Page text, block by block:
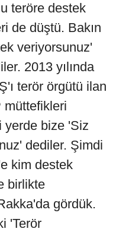
teröre destek
de düştü. Bakın
veriyorsunuz'
2013 yılında
terör örgütü ilan
müttefikleri
yerde bize 'Siz
dediler. Şimdi
kim destek
birlikte
gördük.
'Terör